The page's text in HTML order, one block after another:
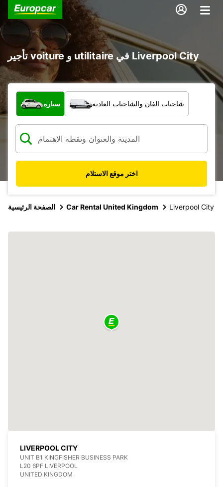
تأجير voiture و utilitaire في Liverpool City
ما نوع المركبة؟
سيارة شاحنات الفان والشاحنات العادية
اختر موقع الاستلام
الصفحة الرئيسية Car Rental United Kingdom Liverpool City
LIVERPOOL CITY
UNIT B1 KINGFISHER BUSINESS PARK
L20 6PF LIVERPOOL
UNITED KINGDOM